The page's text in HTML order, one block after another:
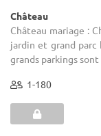
Château
Château mariage :
jardin et grand parc
grands parkings
1-180